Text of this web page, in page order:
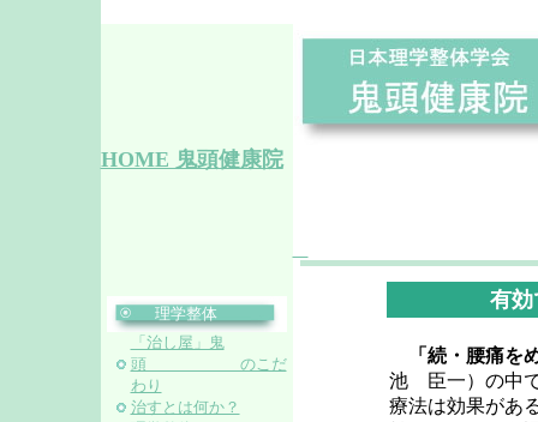
HOME 鬼頭健康院
理学整体
「治し屋」鬼
頭 のこだ
わり
治すとは何か？
有効
「続・腰痛を
池 臣一）の中
療法は効果があ